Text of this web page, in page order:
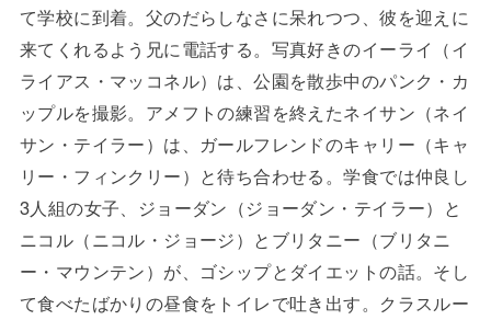
て学校に到着。父のだらしなさに呆れつつ、彼を迎えに
来てくれるよう兄に電話する。写真好きのイーライ（イ
ライアス・マッコネル）は、公園を散歩中のパンク・カ
ップルを撮影。アメフトの練習を終えたネイサン（ネイ
サン・テイラー）は、ガールフレンドのキャリー（キャ
リー・フィンクリー）と待ち合わせる。学食では仲良し
3人組の女子、ジョーダン（ジョーダン・テイラー）と
ニコル（ニコル・ジョージ）とブリタニー（ブリタニ
ー・マウンテン）が、ゴシップとダイエットの話。そし
て食べたばかりの昼食をトイレで吐き出す。クラスルー